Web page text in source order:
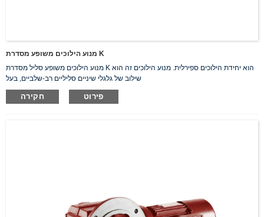
מנוע הילוכים משופע מסדרת K
מנוע הילוכים משופע סליל מסדרת K הוא יחידת הילוכים ספירלית. מנוע הילוכים זה הוא
שילוב של גלגלי שיניים סליליים רב-שלביים, בעל
חקירה פירוט